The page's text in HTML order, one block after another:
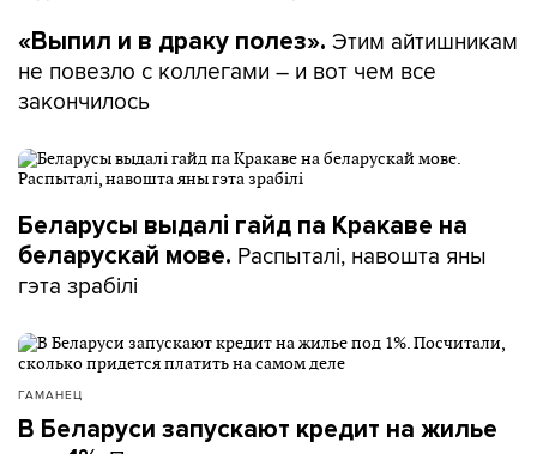
«Выпил и в драку полез». Этим айтишникам
не повезло с коллегами – и вот чем все
закончилось
Беларусы выдалі гайд па Кракаве на
беларускай мове. Распыталі, навошта яны
гэта зрабілі
ГАМАНЕЦ
В Беларуси запускают кредит на жилье